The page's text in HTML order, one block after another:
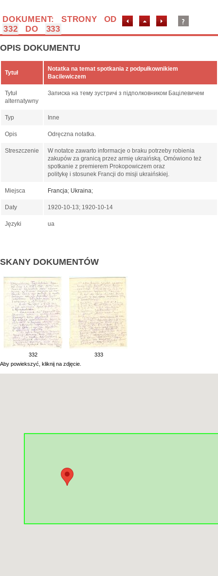
DOKUMENT: STRONY OD
332
DO 333
OPIS DOKUMENTU
Tytuł
Notatka na temat spotkania z podpułkownikiem
Bacilewiczem
Tytuł
alternatywny
Записка на тему зустричі з підполковником Бацілевичем
Typ Inne
Opis Odręczna notatka.
Streszczenie
W notatce zawarto informacje o braku potrzeby robienia
zakupów za granicą przez armię ukraińską. Omówiono też
spotkanie z premierem Prokopowiczem oraz
politykę i stosunek Francji do misji ukraińskiej.
Miejsca Francja; Ukraina;
Daty 1920-10-13; 1920-10-14
Języki ua
SKANY DOKUMENTÓW
332
333
Aby powiekszyć, kliknij na zdjęcie.